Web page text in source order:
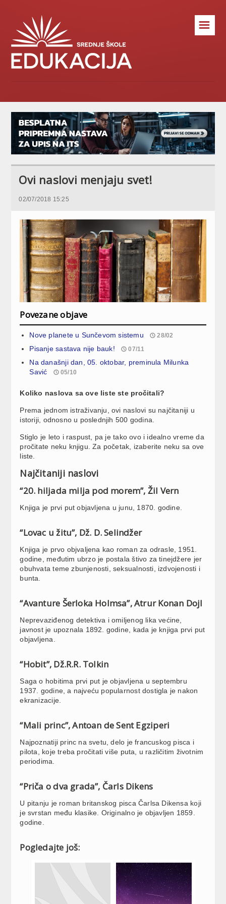
☰
Ovi naslovi menjaju svet!
02/07/2018 15:25
Povezane objave
Nove planete u Sunčevom sistemu 28/02
Pisanje sastava nije bauk! 07/11
Na današnji dan, 05. oktobar, preminula Milunka
Savić
05/10
Koliko naslova sa ove liste ste pročitali?
Prema jednom istraživanju, ovi naslovi su najčitaniji u
istoriji, odnosno u poslednjih 500 godina.
Stiglo je leto i raspust, pa je tako ovo i idealno vreme da
pročitate neku knjigu. Za početak, izaberite neku sa ove
liste.
Najčitaniji naslovi
“20. hiljada milja pod morem”, Žil Vern
Knjiga je prvi put objavljena u junu, 1870. godine.
“Lovac u žitu”, Dž. D. Selindžer
Knjiga je prvo objvaljena kao roman za odrasle, 1951.
godine, međutim ubrzo je postala štivo za tinejdžere jer
obuhvata teme zbunjenosti, seksualnosti, izdvojenosti i
bunta.
“Avanture Šerloka Holmsa”, Atrur Konan Dojl
Neprevaziđenog detektiva i omiljenog lika većine,
javnost je upoznala 1892. godine, kada je knjiga prvi put
objavljena.
“Hobit”, Dž.R.R. Tolkin
Saga o hobitima prvi put je objavljena u septembru
1937. godine, a najveću popularnost dostigla je nakon
ekranizacije.
“Mali princ”, Antoan de Sent Egziperi
Najpoznatiji princ na svetu, delo je francuskog pisca i
pilota, koje treba pročitati više puta, u različitim životnim
periodima.
“Priča o dva grada”, Čarls Dikens
U pitanju je roman britanskog pisca Čarlsa Dikensa koji
je svrstan među klasike. Originalno je objavljen 1859.
godine.
Pogledajte još: